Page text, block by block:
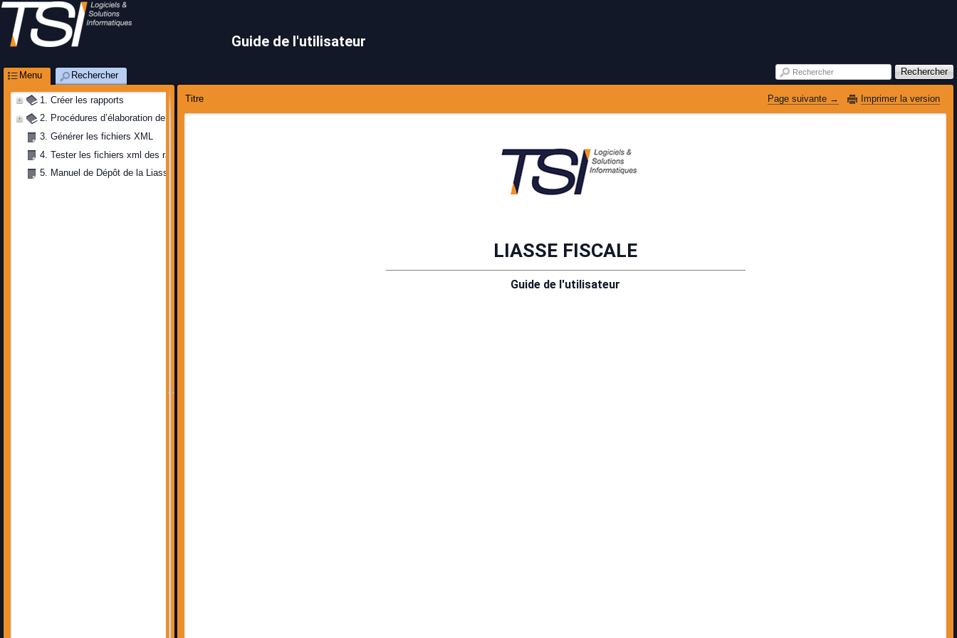
Guide de l'utilisateur
Menu Rechercher
1. Créer les rapports
2. Procédures d’élaboration de la Liasse Fiscale
3. Générer les fichiers XML
4. Tester les fichiers xml des rapports avec l'application ALTOVA
5. Manuel de Dépôt de la Liasse Fiscale
Rechercher Rechercher
Titre Page suivante Imprimer la version
LIASSE FISCALE
Guide de l'utilisateur